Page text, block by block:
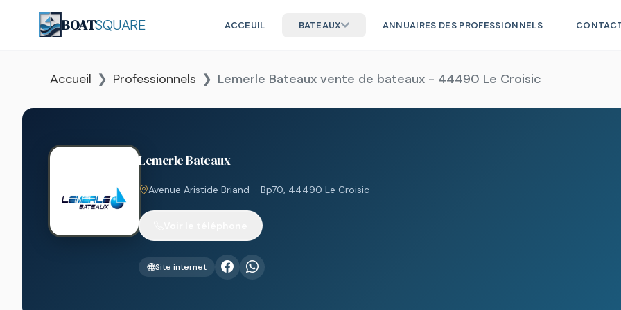
BOATSQUARE ACCEUIL BATEAUX ANNUAIRES DES PROFESSIONNELS
Accueil Professionnels Lemerle Bateaux vente de bateaux - 44490 Le Croisic
Lemerle Bateaux
Avenue Aristide Briand - Bp70, 44490 Le Croisic
Site internet